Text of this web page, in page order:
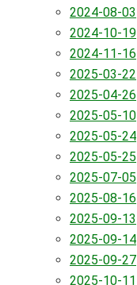
2024-08-03
2024-10-19
2024-11-16
2025-03-22
2025-04-26
2025-05-10
2025-05-24
2025-05-25
2025-07-05
2025-08-16
2025-09-13
2025-09-14
2025-09-27
2025-10-11